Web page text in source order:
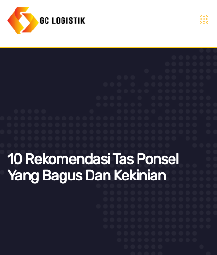
10 Rekomendasi Tas Ponsel
Yang Bagus Dan Kekinian